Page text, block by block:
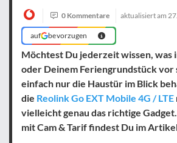
0 Kommentare aktualisiert am
auf bevorzugen
Möchtest Du jederzeit wissen, was
oder Deinem Feriengrundstück vor
einfach nur die Haustür im Blick
die Reolink Go EXT Mobile 4G / LTE
vielleicht genau das richtige
mit Cam & Tarif findest Du im